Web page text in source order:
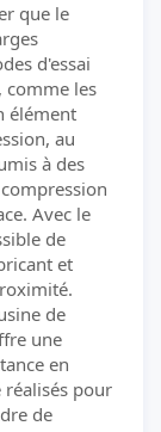
que le
d'essai
comme les
élément
au
à des
Avec le
de
et
de
une
en
réalisés pour
de